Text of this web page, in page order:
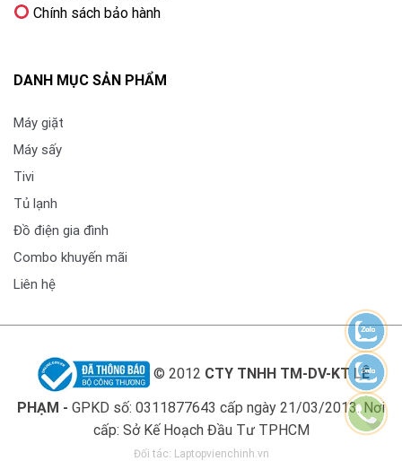
Tiện ích thông minh khác
– Room to Room Share (Chia sẻ giữa các phòng)
Thông tin lắp đặt
Kích thước có chân, đặt bàn
Khối lượng có chân
Kích thước không chân, treo tường
14.1 Kg
Xuất Xứ & Bảo Hành
Chính sách bảo hành
DANH MỤC SẢN PHẨM
Máy giặt
Máy sấy
Tivi
Tủ lạnh
Đồ điện gia đình
Combo khuyến mãi
Liên hệ
© 2012 CTY TNHH TM-DV-KT LÊ
PHẠM - GPKD số: 0311877643 cấp ngày 21/03/2013. Nơi
cấp: Sở Kế Hoạch Đầu Tư TPHCM
Đối tác: Laptopvienchinh.vn